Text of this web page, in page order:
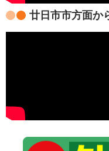
廿日市市方面か